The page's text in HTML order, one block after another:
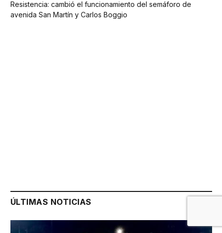
Resistencia: cambió el funcionamiento del semáforo de
avenida San Martín y Carlos Boggio
ÚLTIMAS NOTICIAS